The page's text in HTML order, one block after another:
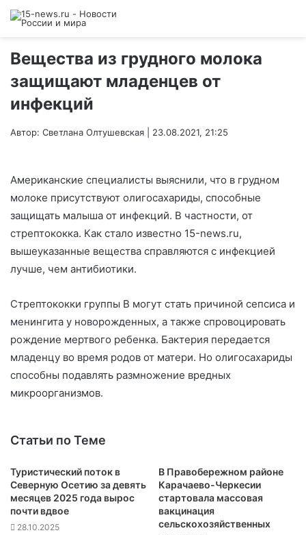
Вещества из грудного молока
защищают младенцев от
инфекций
Автор: Светлана Олтушевская | 23.08.2021, 21:25
Американские специалисты выяснили, что в грудном
молоке присутствуют олигосахариды, способные
защищать малыша от инфекций. В частности, от
стрептококка. Как стало известно 15-news.ru,
вышеуказанные вещества справляются с инфекцией
лучше, чем антибиотики.
Стрептококки группы В могут стать причиной сепсиса и
менингита у новорожденных, а также спровоцировать
рождение мертвого ребенка. Бактерия передается
младенцу во время родов от матери. Но олигосахариды
способны подавлять размножение вредных
микроорганизмов.
Статьи по Теме
Туристический поток в
Северную Осетию за девять
месяцев 2025 года вырос
почти вдвое
28.10.2025
В Правобережном районе
Карачаево-Черкесии
стартовала массовая
вакцинация
сельскохозяйственных